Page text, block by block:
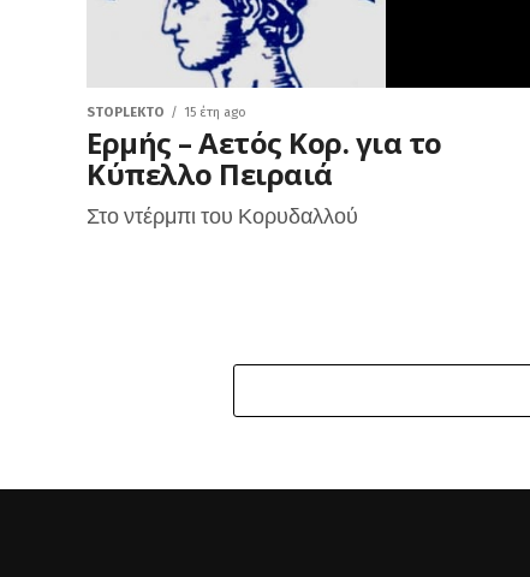
STOPLEKTO 15 έτη ago
Ερμής – Αετός Κορ. για το
Κύπελλο Πειραιά
Στο ντέρμπι του Κορυδαλλού